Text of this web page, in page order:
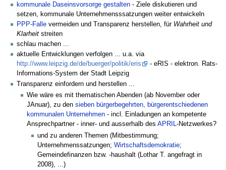
kommunale Daseinsvorsorge gestalten - Ziele diskutieren und
setzen, kommunale Unternehmensssatzungen weiter entwickeln
PPP-Falle vermeiden und Transparenz herstellen, für Wahrheit und
Klarheit streiten
schlau machen ...
aktuelle Entwicklungen verfolgen ... u.a. via
http://www.leipzig.de/de/buerger/politik/eris
- eRIS - elektron. Rats-
Informations-System der Stadt Leipzig
Transparenz einfordern und herstellen ...
Wie wäre es mit thematischen Abenden (ab November oder
JAnuar), zu densieben bürgerbegehrten, bürgerentschiedenen
kommunalen Unternehmen - incl. Einladungen an kompetente
Ansprechpartner - inner- und ausserhalb desAPRIL-Netzwerkes?
und zu anderen Themen (Mitbestimmung;
Unternehmenssatzungen; Wirtschaftsdemokratie;
Gemeindefinanzen bzw. -haushalt (Lothar T. angefragt in
2008), ...)